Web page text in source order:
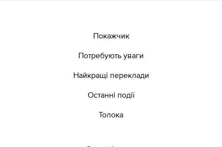
Покажчик
Потребують уваги
Найкращі переклади
Останні події
Толока